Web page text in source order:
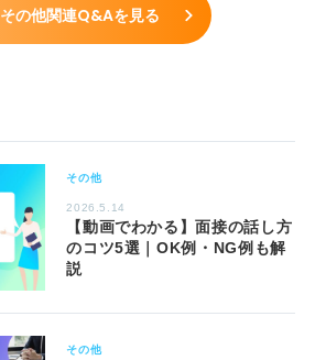
その他関連Q&Aを見る
その他
2026.5.14
【動画でわかる】面接の話し方
のコツ5選｜OK例・NG例も解
説
その他